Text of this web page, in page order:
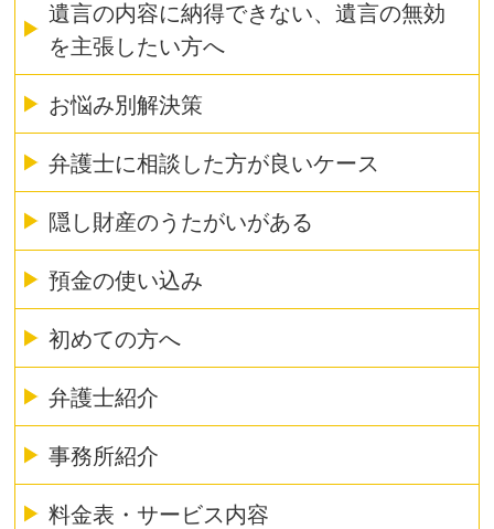
遺言の内容に納得できない、遺言の無効
を主張したい方へ
お悩み別解決策
弁護士に相談した方が良いケース
隠し財産のうたがいがある
預金の使い込み
初めての方へ
弁護士紹介
事務所紹介
料金表・サービス内容